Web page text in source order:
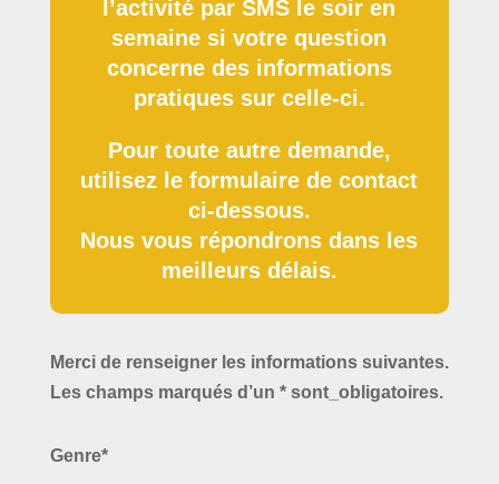
l’activité par SMS le soir en
semaine si votre question
concerne des informations
pratiques sur celle-ci.
Pour toute autre demande,
utilisez le formulaire de contact
ci-dessous.
Nous vous répondrons dans les
meilleurs délais.
Merci de renseigner les informations suivantes.
Les champs marqués d’un * sont_obligatoires.
Genre*